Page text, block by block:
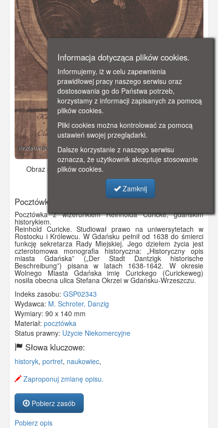
Obraz pochodzi zok. 1920 r.
Wyświetlono: 2303
Pocztówka z wizerunkiem Reinholda Curicke
Pocztówka z wizerunkiem Reinholda Curicke, gdańskim
historykiem.
Reinhold Curicke. Studiował prawo na uniwersytetach w
Rostocku i Królewcu. W Gdańsku pełnił od 1638 do śmierci
funkcję sekretarza Rady Miejskiej. Jego dziełem życia jest
czterotomowa monografia historyczna: „Historyczny opis
miasta Gdańska” („Der Stadt Dantzigk historische
Beschreibung”) pisana w latach 1638-1642. W okresie
Wolnego Miasta Gdańska imię Curickego (Curickeweg)
nosiła obecna ulica Stefana Okrzei w Gdańsku-Wrzeszczu.
Indeks zasobu: GSP02343
Wydawca: M. Schroter, Danzig
Wymiary: 90 x 140 mm
Materiał: pocztówka
Status prawny: Użycie Niekomercyjne
Słowa kluczowe:
historyk, portret, naukowiec,
Zaproponuj zmianę opisu.
Pobierz zasób
Pobierz opis
Informacja dotycząca plików cookies.
Informujemy, iż w celu zapewnienia
prawidłowej pracy naszego serwisu oraz
dostosowania go do Państwa potrzeb,
korzystamy z informacji zapisanych za pomocą
plików cookies.
Pliki cookies można kontrolować za pomocą
ustawień swojej przeglądarki.
Dalsze korzystanie z naszego serwisu
oznacza, że użytkownik akceptuje stosowanie
plików cookies.
Zamknij